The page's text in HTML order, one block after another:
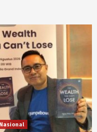
Nasional